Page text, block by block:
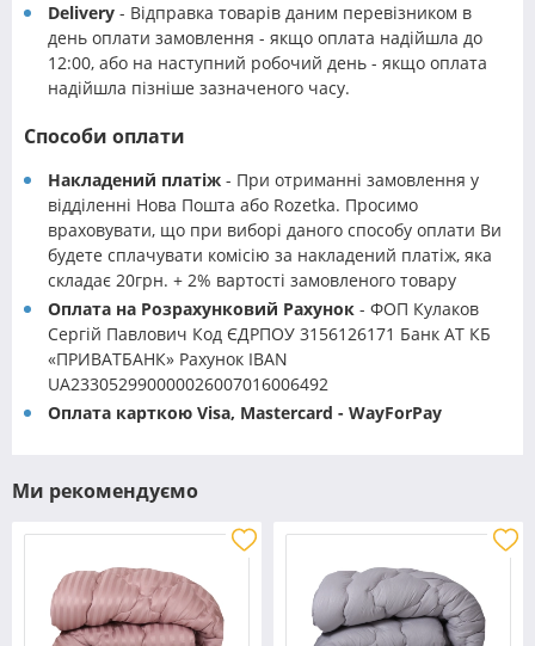
Delivery - Відправка товарів даним перевізником в
день оплати замовлення - якщо оплата надійшла до
12:00, або на наступний робочий день - якщо оплата
надійшла пізніше зазначеного часу.
Способи оплати
Накладений платіж - При отриманні замовлення у
відділенні Нова Пошта або Rozetka. Просимо
враховувати, що при виборі даного способу оплати Ви
будете сплачувати комісію за накладений платіж, яка
складає 20грн. + 2% вартості замовленого товару
Оплата на Розрахунковий Рахунок - ФОП Кулаков
Сергій Павлович Код ЄДРПОУ 3156126171 Банк АТ КБ
«ПРИВАТБАНК» Рахунок IBAN
UA233052990000026007016006492
Оплата карткою Visa, Mastercard - WayForPay
Ми рекомендуємо